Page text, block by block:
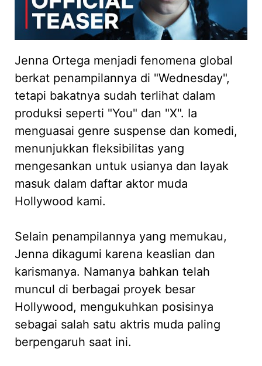
Jenna Ortega menjadi fenomena global
berkat penampilannya di "Wednesday",
tetapi bakatnya sudah terlihat dalam
produksi seperti "You" dan "X". Ia
menguasai genre suspense dan komedi,
menunjukkan fleksibilitas yang
mengesankan untuk usianya dan layak
masuk dalam daftar aktor muda
Hollywood kami.
Selain penampilannya yang memukau,
Jenna dikagumi karena keaslian dan
karismanya. Namanya bahkan telah
muncul di berbagai proyek besar
Hollywood, mengukuhkan posisinya
sebagai salah satu aktris muda paling
berpengaruh saat ini.